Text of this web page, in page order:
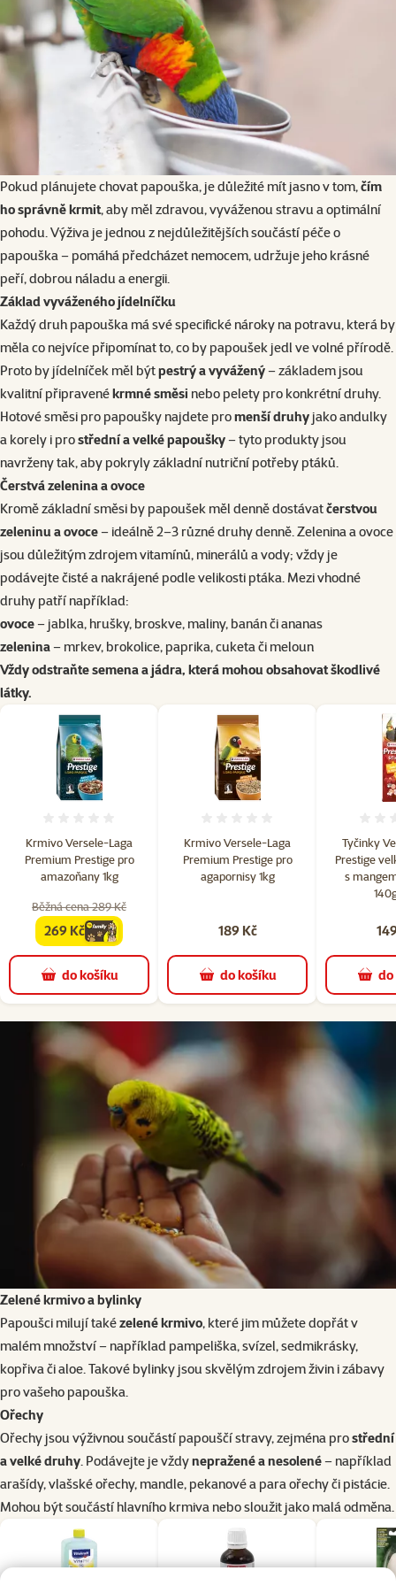
Pokud plánujete chovat papouška, je důležité mít jasno v tom,čím
ho správně krmit, aby měl zdravou, vyváženou stravu a optimální
pohodu. Výživa je jednou z nejdůležitějších součástí péče o
papouška – pomáhá předcházet nemocem, udržuje jeho krásné
peří, dobrou náladu a energii.
Základ vyváženého jídelníčku
Každý druh papouška má své specifické nároky na potravu, která by
měla co nejvíce připomínat to, co by papoušek jedl ve volné přírodě.
Proto by jídelníček měl býtpestrý a vyvážený– základem jsou
kvalitní připravenékrmné směsi nebo pelety pro konkrétní druhy.
Hotové směsi pro papoušky najdete promenší druhyjako andulky
a korely i prostřední a velké papoušky– tyto produkty jsou
navrženy tak, aby pokryly základní nutriční potřeby ptáků.
Čerstvá zelenina a ovoce
Kromě základní směsi by papoušek měl denně dostávatčerstvou
zeleninu a ovoce– ideálně 2–3 různé druhy denně. Zelenina a ovoce
jsou důležitým zdrojem vitamínů, minerálů a vody; vždy je
podávejte čisté a nakrájené podle velikosti ptáka. Mezi vhodné
druhy patří například:
ovoce– jablka, hrušky, broskve, maliny, banán či ananas
zelenina– mrkev, brokolice, paprika, cuketa či meloun
Vždy odstraňte semena a jádra, která mohou obsahovat škodlivé
látky.
Krmivo Versele-Laga
Premium Prestige pro
amazoňany 1kg
Běžná cena 289 Kč
familycena
269 Kč
do košíku
Krmivo Versele-Laga
Premium Prestige pro
agapornisy 1kg
189 Kč
do košíku
Tyčinky
Prestige
s
Zelené krmivo a bylinky
Papoušci milují takézelené krmivo, které jim můžete dopřát v
malém množství – například pampeliška, svízel, sedmikrásky,
kopřiva či aloe. Takové bylinky jsou skvělým zdrojem živin i zábavy
pro vašeho papouška.
Ořechy
Ořechy jsou výživnou součástí papouščí stravy, zejména prostřední
a velké druhy. Podávejte je vždynepražené a nesolené– například
arašídy, vlašské ořechy, mandle, pekanové a para ořechy či pistácie.
Mohou být součástí hlavního krmiva nebo sloužit jako malá odměna.